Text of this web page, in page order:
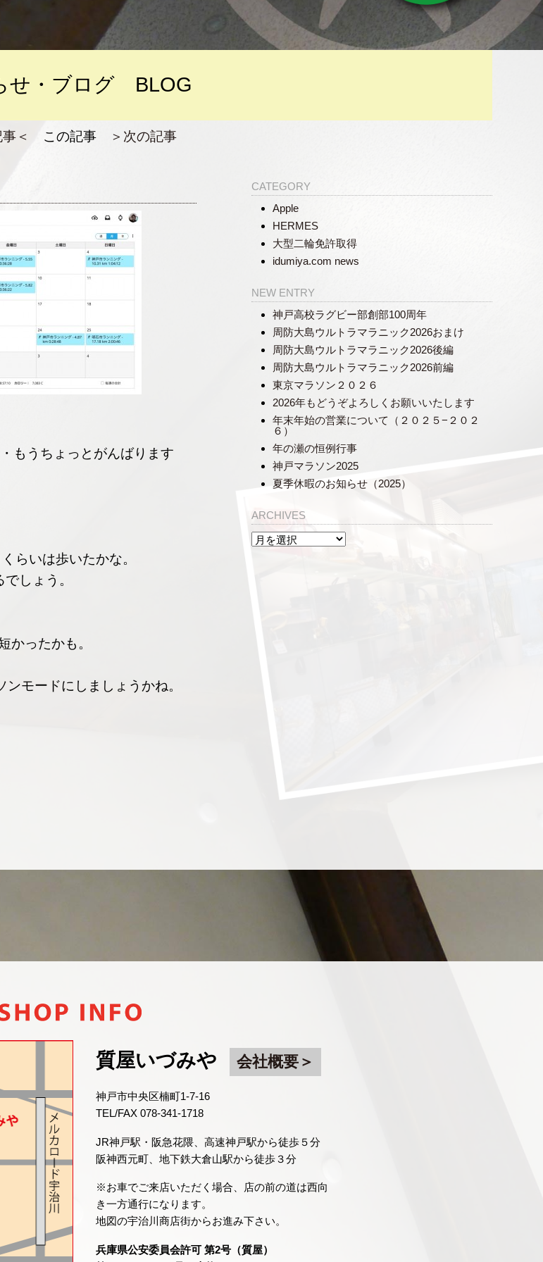
せ・ブログ BLOG
＜ この記事 ＞次の記事
もうちょっとがんばります
らいは歩いたかな。
しょう。
かったかも。
モードにしましょうかね。
CATEGORY
Apple
HERMES
大型二輪免許取得
idumiya.com news
NEW ENTRY
神戸高校ラグビー部創部100周年
周防大島ウルトラマラニック2026おまけ
周防大島ウルトラマラニック2026後編
周防大島ウルトラマラニック2026前編
東京マラソン２０２６
2026年もどうぞよろしくお願いいたします
年末年始の営業について（２０２５−２０２
６）
年の瀬の恒例行事
神戸マラソン2025
夏季休暇のお知らせ（2025）
ARCHIVES
質屋いづみや 会社概要＞
神戸市中央区楠町1-7-16
TEL/FAX 078-341-1718
JR神戸駅・阪急花隈、高速神戸駅から徒歩５分
阪神西元町、地下鉄大倉山駅から徒歩３分
※お車でご来店いただく場合、店の前の道は西向
き一方通行になります。
地図の宇治川商店街からお進み下さい。
兵庫県公安委員会許可 第2号（質屋）